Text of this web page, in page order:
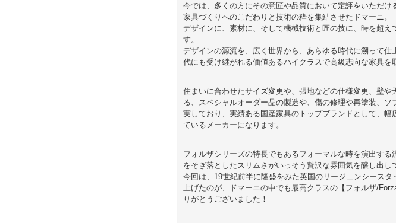
今では、多くの方にその意匠や品質において定評をいただけ
家具づくりへのこだわりと技術の粋を集結させたドマーニ。
デザインに、素材に、そして機械技術と匠の技に、時を超
す。
デザインの源流を、広く世界から、あらゆる時代に溯って
代にも受け継がれる価値あるハイクラスで高級志向な家具を
住まいに合わせたサイズ変更や、張地などの仕様変更、壁
る、スペシャルオーダー品の製造や、傷の修理や再塗装、
実しており、実績ある国産家具のトップブランドとして、
ているメーカーになります。
フォルザシリーズの特長でもあるフォーマルな時を演出す
をそぎ落としたスリムさがいっそう贅沢な雰囲気を醸し出し
今回は、19世紀前半に隆盛をみた英国のリージェンシース
上げたのが、ドマーニの中でも最高クラスの【フォルザ/
りがとうございました！